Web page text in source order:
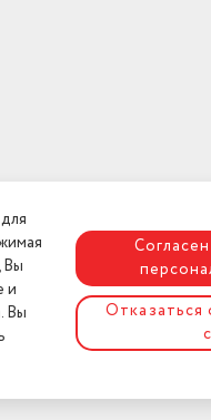
Вы
и
Вы
Отказаться